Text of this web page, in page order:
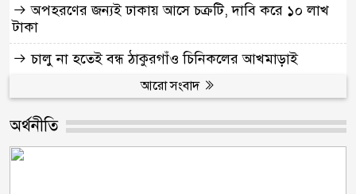
অপহরণের জন্যই ঢাকায় আসে চক্রটি, দাবি করে ১০ লাখ
টাকা
চালু না হতেই বন্ধ ঠাকুরগাঁও চিনিকলের আখমাড়াই
আরো সংবাদ
অর্থনীতি